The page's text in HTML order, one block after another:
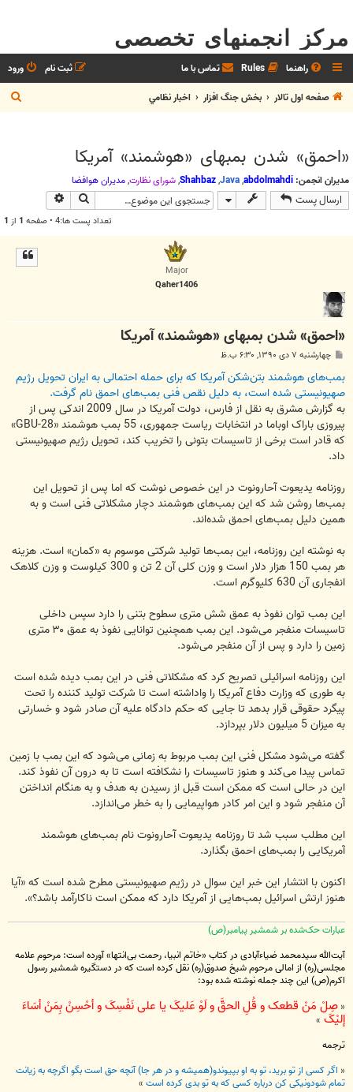
مرکز انجمنهای تخصصی
راهنما Rules تماس با ما ورود
ثبت نام
صفحه اول تالار
بخش جنگ افزار اخبار نظامي
س
«احمق» شدن بمبهای «هوشمند» آمریکا
مدیران انجمن: abdolmahdi
,
Java
,
Shahbaz
,شوراي نظارت,مديران هوافضا
ارسال پست جستجو
تعداد پست ها:4 • صفحه 1 از 1
Major
Qaher1406
«احمق» شدن بمبهای «هوشمند» آمریکا
س
ت
چهارشنبه ۷ دی ۱۳۹۰, ۶:۳۰ ب.ظ
بمب‌های هوشمند بتن‌شکن آمریکا که برای حمله احتمالی به ایران تحویل رژیم
صهیونیستی شده است، به دلیل نقص فنی بمب‌های احمق نام گرفت.
به گزارش مشرق به نقل از فارس، دولت آمریکا در سال 2009 اندکی پس از
پیروزی باراک اوباما در انتخابات ریاست جمهوری، 55 بمب هوشمند «GBU-28»
که قادر است برخی از تاسیسات بتونی را تخریب کند، تحویل رژیم صهیونیستی
داد.
روزنامه یدیعوت آحارونوت در این خصوص نوشت که اما پس از تحویل این
بمب‌ها روشن شد که این بمب‌های هوشمند دچار مشکلاتی فنی است و به
همین دلیل بمب‌های احمق شده‌اند.
به نوشته این روزنامه، این بمب‌ها تولید شرکتی موسوم به «کمان» است. هزینه
هر بمب 150 هزار دلار است و وزن کلی آن 2 تن و 300 کیلوست و وزن کلاهک
انفجاری آن 630 کلیوگرم است.
این بمب توان نفوذ به عمق شش متری سطوح بتنی را دارد سپس داخلی
تاسیسات منفجر می‌شود. این بمب همچنین توانایی نفوذ به عمق ۳۰ متری
زمین را دارد و پس از آن منفجر می‌شود.
این روزنامه اسرائیلی تصریح کرد که مشکلاتی فنی در این بمب دیده شده است
به طوری که وزارت دفاع آمریکا را واداشته است تا شرکت تولید کننده را تحت
پیگرد حقوقی قرار بدهد تا جایی که حکم دادگاه علیه آن صادر شود و خسارتی
به میزان 5 میلیون دلار بپردازد.
گفته می‌شود مشکل فنی این بمب مربوط به زمانی می‌شود که این بمب با زمین
تماس پیدا می‌کند و هنوز تاسیسات را نشکافته است تا به درون آن نفوذ کند.
این در حالی است که ممکن است قبل از رسیدن به هدف و به هنگام انداختن
آن منفجر شود و این امر کادر هواپیمایی را به خطر می‌اندازد.
این مطلب سبب شد تا روزنامه یدیعوت آحارونوت نام بمب‌های هوشمند
آمریکایی را بمب‌های احمق بگذارد.
اکنون با انتشار این خبر این سوال در رژیم صهیونیستی مطرح شده است که «آیا
هنوز ارتش اسرائیل بمب‌هایی از آمریکا دارد که ممکن است ناکارآمد باشد؟».
عبارات حک‌شده بر شمشیر پیامبر(ص)
آیت‌الله سیدمحمد ضیاءآبادی در کتاب «خاتم انبیا، رحمت بی‌انتها» آورده است: مرحوم علامه
مجلسی(ره) از امالی مرحوم شیخ صدوق(ره) نقل کرده است که در دستگیره شمشیر رسول
اکرم(ص) این چند جمله نوشته شده بود:
« صِلْ مَنْ قطعک و قُلِ الحقَّ و لَوْ عَلیکَ یا علی نَفْسِکَ و أحْسِنْ بِمَنْ أسَاءَ
إلیْکَ »
ترجمه
« اگر کسی از تو برید، تو به او بپیوندو(همیشه و در هر جا) آنچه حق است بگو اگرچه به زیانت
تمام شودونیکی کن درباره کسی که به تو بدی کرده است »